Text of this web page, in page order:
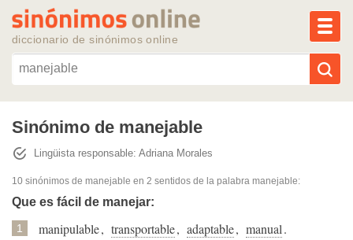
diccionario de sinónimos online
Reescribir texto con IA
Sinónimos populares
Temas populares
Sinónimo de manejable
Lingüista responsable: Adriana Morales
10 sinónimos de manejable en 2 sentidos de la palabra manejable:
Que es fácil de manejar:
1 manipulable, transportable, adaptable, manual.